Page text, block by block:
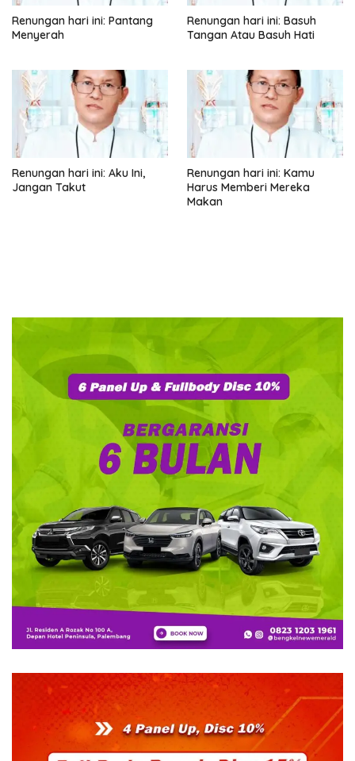
Renungan hari ini: Pantang
Menyerah
Renungan hari ini: Basuh
Tangan Atau Basuh Hati
Renungan hari ini: Aku Ini,
Jangan Takut
Renungan hari ini: Kamu
Harus Memberi Mereka
Makan